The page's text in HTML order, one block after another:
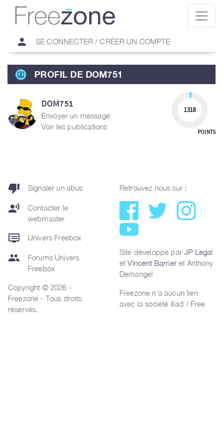
person SE CONNECTER / CRÉER UN COMPTE
PROFIL DE DOM751
DOM751
Envoyer un message
Voir les publications
1318
POINTS
thumb_down Signaler un abus
record_voice_over
Contacter le
webmaster
dvr Univers Freebox
group
Forums Univers
Freebox
Copyright © 2026 -
Freezone - Tous droits
réservés.
Retrouvez nous sur :
Site développé parJP Legal
etVincent Barrieret Anthony
Demangel
Freezone n'a aucun lien
avec la société Iliad / Free